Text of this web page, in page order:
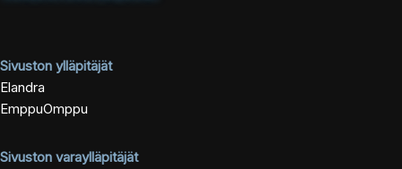
Sivuston ylläpitäjät
Elandra
EmppuOmppu
Sivuston varaylläpitäjät